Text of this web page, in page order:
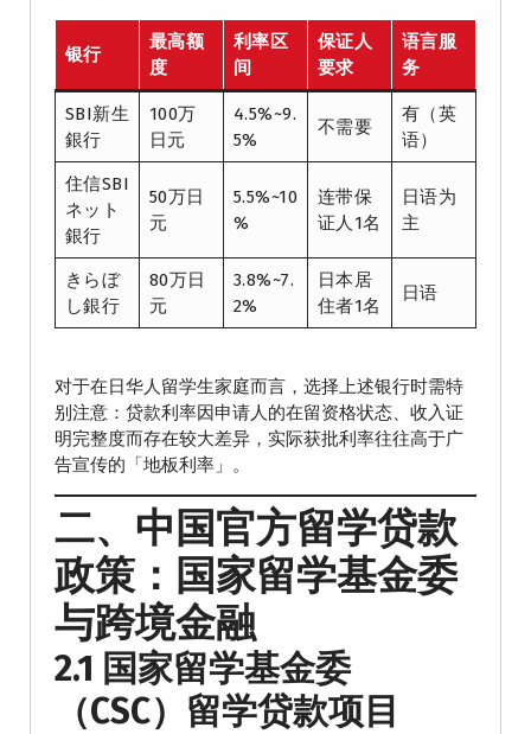
银行
最高额
度
利率区
间
保证人
要求
语言服
务
SBI新生
銀行
100万
日元
4.5%~9.
5%
不需要
有（英
语）
住信SBI
ネット
銀行
50万日
元
5.5%~10
%
连带保
证人1名
日语为
主
きらぼ
し銀行
80万日
元
3.8%~7.
2%
日本居
住者1名
日语
对于在日华人留学生家庭而言，选择上述银行时需特
别注意：贷款利率因申请人的在留资格状态、收入证
明完整度而存在较大差异，实际获批利率往往高于广
告宣传的「地板利率」。
二、中国官方留学贷款
政策：国家留学基金委
与跨境金融
2.1 国家留学基金委
（CSC）留学贷款项目